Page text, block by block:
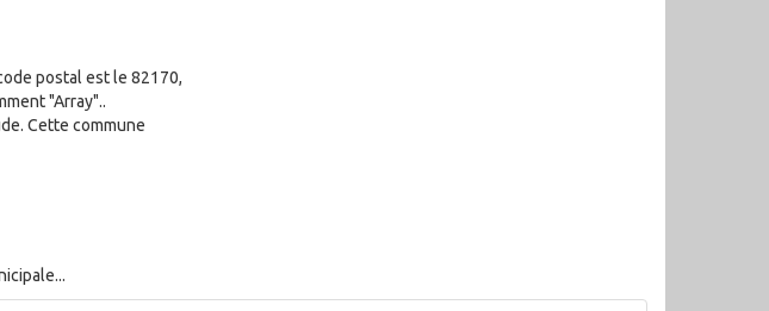
postal est le 82170,
"Array"..
Cette commune